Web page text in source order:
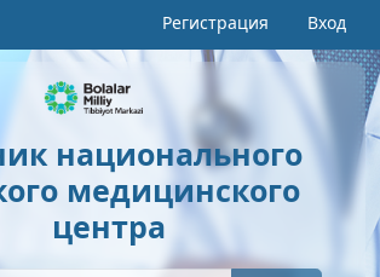
Регистрация Вход
национального
медицинского
центра